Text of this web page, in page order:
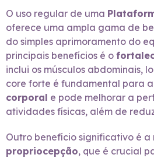
O uso regular de uma
oferece uma ampla gama de
do simples aprimoramento do
principais benefícios é o
inclui os músculos abdominais,
core forte é fundamental para a
corporal e pode melhorar a
atividades físicas, além de
Outro benefício significativo é a
propriocepção, que é crucial